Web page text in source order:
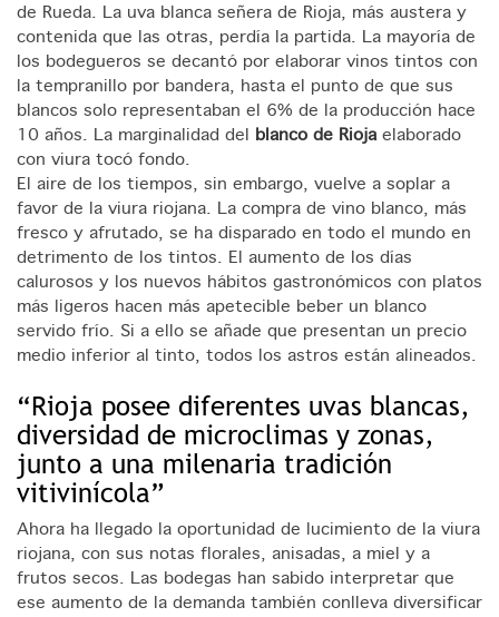
de Rueda. La uva blanca señera de Rioja, más austera y
contenida que las otras, perdía la partida. La mayoría de
los bodegueros se decantó por elaborar vinos tintos con
la tempranillo por bandera, hasta el punto de que sus
blancos solo representaban el 6% de la producción hace
10 años. La marginalidad del
blanco de Riojaelaborado
con viura tocó fondo.
El aire de los tiempos, sin embargo, vuelve a soplar a
favor de la viura riojana. La compra de vino blanco, más
fresco y afrutado, se ha disparado en todo el mundo en
detrimento de los tintos. El aumento de los días
calurosos y los nuevos hábitos gastronómicos con platos
más ligeros hacen más apetecible beber un blanco
servido frío. Si a ello se añade que presentan un precio
medio inferior al tinto, todos los astros están alineados.
“Rioja posee diferentes uvas blancas,
diversidad de microclimas y zonas,
junto a una milenaria tradición
vitivinícola”
Ahora ha llegado la oportunidad de lucimiento de la viura
riojana, con sus notas florales, anisadas, a miel y a
frutos secos. Las bodegas han sabido interpretar que
ese aumento de la demanda también conlleva diversificar